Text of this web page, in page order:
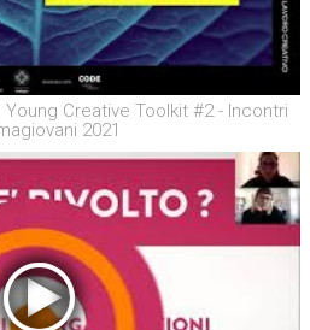
Creative Toolkit #2 - Incontri
2021